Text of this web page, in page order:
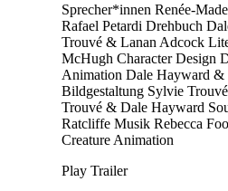
Sprecher*innen Renée-
Rafael Petardi Drehbuch
Trouvé & Lanan Adcock
McHugh Character Design
Animation Dale Hayward &
Bildgestaltung Sylvie Trouvé
Trouvé & Dale Hayward
Ratcliffe Musik Rebecca
Creature Animation
Play Trailer